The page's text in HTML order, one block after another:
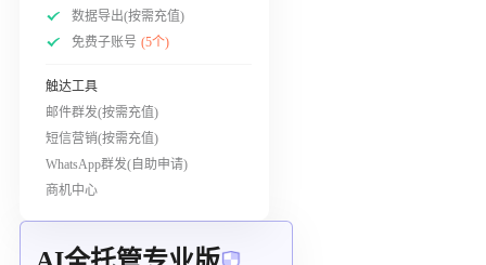
数据导出(按需充值)
免费子账号 (5个)
触达工具
邮件群发(按需充值)
短信营销(按需充值)
WhatsApp群发(自助申请)
商机中心